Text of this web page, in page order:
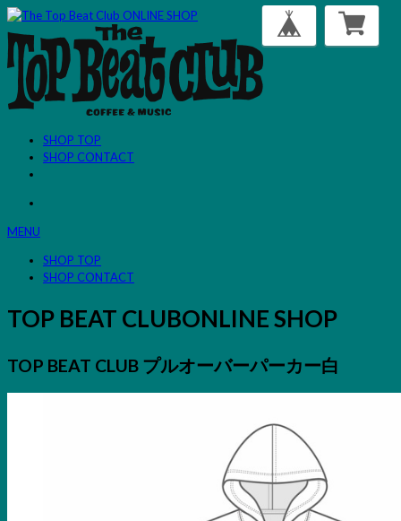
SHOP TOP
SHOP CONTACT
MENU
SHOP TOP
SHOP CONTACT
TOP BEAT CLUBONLINE SHOP
TOP BEAT CLUB プルオーバーパーカー白